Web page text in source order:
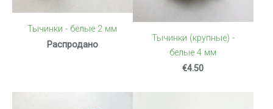
Тычинки - белые 2 мм
Распродано
Тычинки (крупные) -
белые 4 мм
€4.50